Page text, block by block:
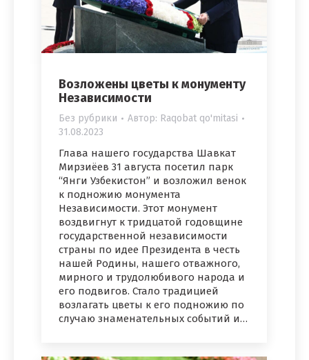
Возложены цветы к монументу
Независимости
Без рубрики Автор: Raqobat qo'mitasi
31.08.2023
Глава нашего государства Шавкат
Мирзиёев 31 августа посетил парк
“Янги Узбекистон” и возложил венок
к подножию монумента
Независимости. Этот монумент
воздвигнут к тридцатой годовщине
государственной независимости
страны по идее Президента в честь
нашей Родины, нашего отважного,
мирного и трудолюбивого народа и
его подвигов. Стало традицией
возлагать цветы к его подножию по
случаю знаменательных событий и…